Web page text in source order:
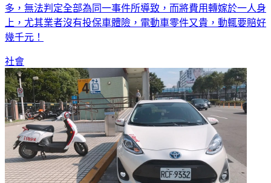
多，無法判定全部為同一事件所導致，而將費用轉嫁於一人身
上，尤其業者沒有投保車體險，電動車零件又貴，動輒要賠好
幾千元！
社會